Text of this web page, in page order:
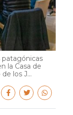
patagónicas
la Casa de
los J...